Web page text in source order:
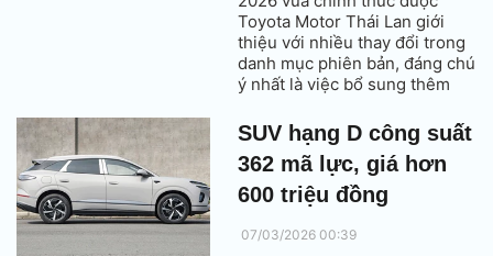
Toyota Motor Thái Lan giới
thiệu với nhiều thay đổi trong
danh mục phiên bản, đáng chú
ý nhất là việc bổ sung thêm
nhằm mở rộng lựa chọn cho
khách hàng.
SUV hạng D công suất
362 mã lực, giá hơn
600 triệu đồng
07/03/2026 00:39